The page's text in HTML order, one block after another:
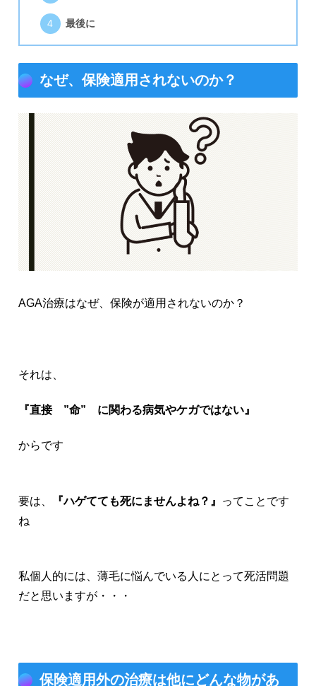
最後に
なぜ、保険適用されないのか？
AGA治療はなぜ、保険が適用されないのか？
それは、
『直接 ”命” に関わる病気やケガではない』
からです
要は、 『ハゲてても死にませんよね？』
ってことです
ね
私個人的には、薄毛に悩んでいる人にとって死活問題
だと思いますが・・・
保険適用外の治療は他にどんな物があ